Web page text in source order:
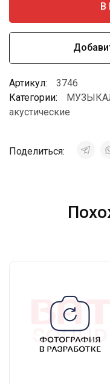
В
Артикул:
3746
Категории:
акустические
Поделиться: